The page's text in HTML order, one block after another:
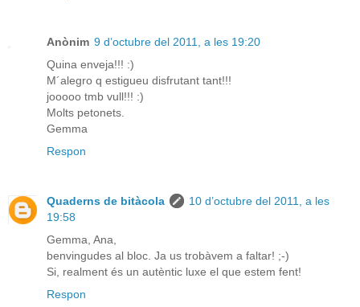
Anònim 9 d’octubre del 2011, a les 19:20
Quina enveja!!! :)
M´alegro q estigueu disfrutant tant!!!
jooooo tmb vull!!! :)
Molts petonets.
Gemma
Respon
Quaderns de bitàcola
10 d’octubre del 2011, a les
19:58
Gemma, Ana,
benvingudes al bloc. Ja us trobàvem a faltar! ;-)
Si, realment és un autèntic luxe el que estem fent!
Respon